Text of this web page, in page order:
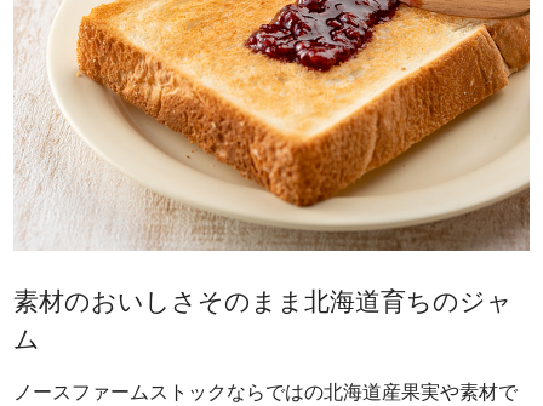
素材のおいしさそのまま北海道育ちのジャ
ム
ノースファームストックならではの北海道産果実や素材で